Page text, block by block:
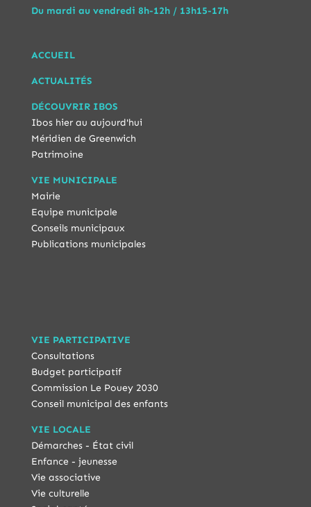
Du mardi au vendredi 8h-12h / 13h15-17h
ACCUEIL
ACTUALITÉS
DÉCOUVRIR IBOS
Ibos hier au aujourd'hui
Méridien de Greenwich
Patrimoine
VIE MUNICIPALE
Mairie
Equipe municipale
Conseils municipaux
Publications municipales
VIE PARTICIPATIVE
Consultations
Budget participatif
Commission Le Pouey 2030
Conseil municipal des enfants
VIE LOCALE
Démarches - État civil
Enfance - jeunesse
Vie associative
Vie culturelle